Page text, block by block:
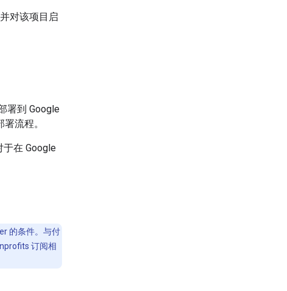
对该项目启
署到 Google
流程。
于在 Google
的条件。与付
订阅相